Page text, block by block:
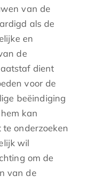
van de
als de
en
de
dient
voor de
beëindiging
kan
onderzoeken
wil
om de
van de